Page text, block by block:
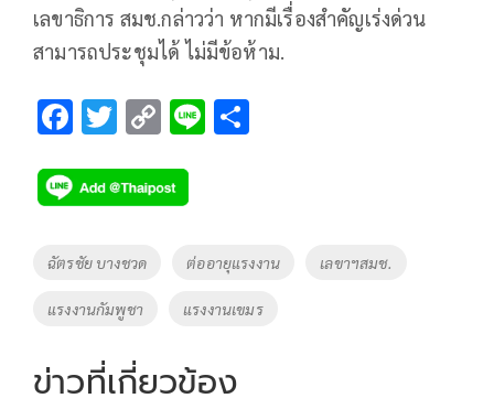
เลขาธิการ สมช.กล่าวว่า หากมีเรื่องสำคัญเร่งด่วน
สามารถประชุมได้ ไม่มีข้อห้าม.
F
e
b
o
k
T
tt
er
C
p
y
Li
Li
Tags
ฉัตรชัย บางชวด ต่ออายุแรงงาน เลขาฯสมช.
แรงงานกัมพูชา แรงงานเขมร
ข่าวที่เกี่ยวข้อง